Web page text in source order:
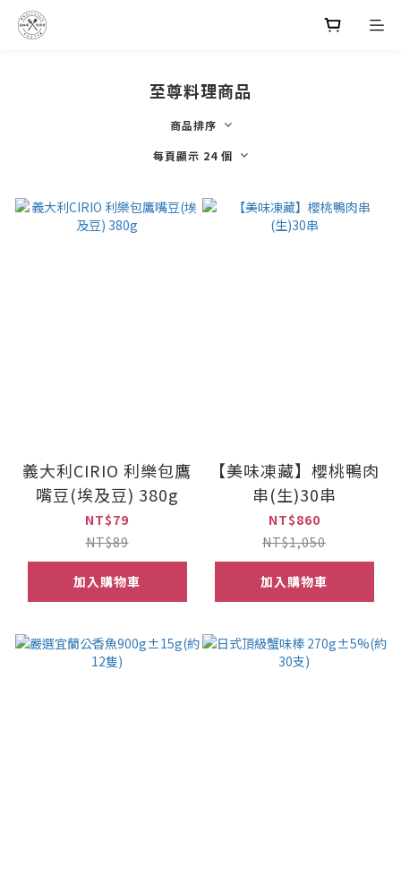
至尊料理商品
商品排序
每頁顯示 24 個
義大利CIRIO 利樂包鷹
嘴豆(埃及豆) 380g
NT$79
NT$89
加入購物車
【美味凍藏】櫻桃鴨肉
串(生)30串
NT$860
NT$1,050
加入購物車